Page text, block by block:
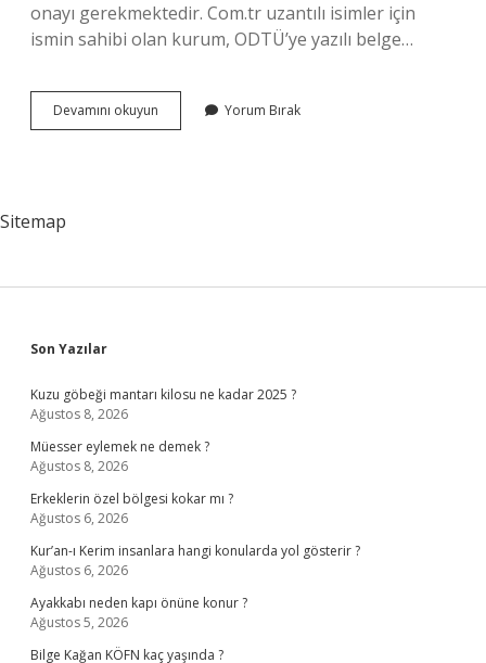
onayı gerekmektedir. Com.tr uzantılı isimler için
ismin sahibi olan kurum, ODTÜ’ye yazılı belge…
Devamını okuyun
Tr
Yorum Bırak
Sitemap
Sidebar
Son Yazılar
Kuzu göbeği mantarı kilosu ne kadar 2025 ?
Ağustos 8, 2026
Müesser eylemek ne demek ?
Ağustos 8, 2026
Erkeklerin özel bölgesi kokar mı ?
Ağustos 6, 2026
Kur’an-ı Kerim insanlara hangi konularda yol gösterir ?
Ağustos 6, 2026
Ayakkabı neden kapı önüne konur ?
Ağustos 5, 2026
Bilge Kağan KÖFN kaç yaşında ?